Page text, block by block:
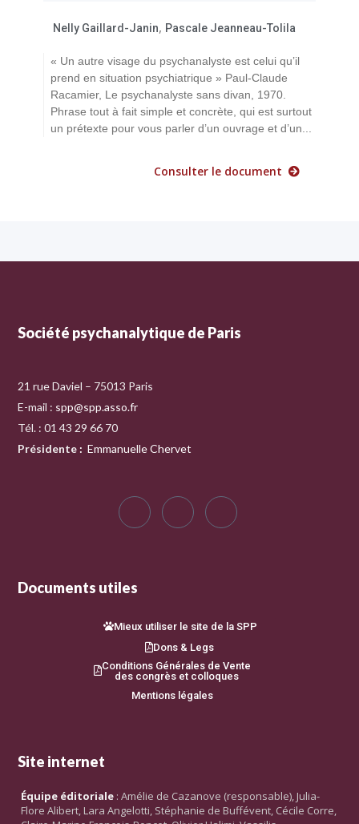
Nelly Gaillard-Janin, Pascale Jeanneau-Tolila
« Un autre visage du psychanalyste est celui qu’il
prend en situation psychiatrique » Paul-Claude
Racamier, Le psychanalyste sans divan, 1970.
Phrase tout à fait simple et concrète, qui est surtout
un prétexte pour vous parler d’un ouvrage et d’un...
Consulter le document
Société psychanalytique de Paris
21 rue Daviel – 75013 Paris
E-mail : spp@spp.asso.fr
Tél. : 01 43 29 66 70
Présidente : Emmanuelle Chervet
Documents utiles
Mieux utiliser le site de la SPP
Dons & Legs
Conditions Générales de Vente
des congrès et colloques
Mentions légales
Site internet
Équipe éditoriale : Amélie de Cazanove (responsable), Julia-
Flore Alibert, Lara Angelotti, Stéphanie de Buffévent, Cécile Corre,